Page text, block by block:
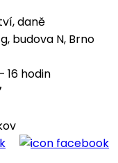
daně
budova N, Brno
16 hodin